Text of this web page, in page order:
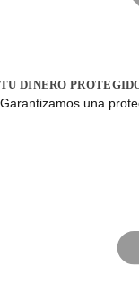
TU DINERO
Garantizamos una